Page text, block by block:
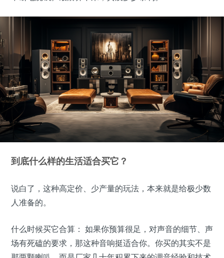
到底什么样的生活适合买它？
说白了，这种高定价、少产量的玩法，本来就是给极少数
人准备的。
什么时候买它合算： 如果你预算很足，对声音的细节、声
场有死磕的要求，那这种音响挺适合你。你买的其实不是